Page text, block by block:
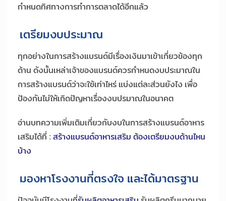
กำหนดทิศทางการทำการตลาดได้อีกแล้ว
เตรียมงบประมาณ
ทุกอย่างในการสร้างแบรนด์มีเรื่องเงินมาเข้าเกี่ยวข้องทุก
ด้าน ดังนั้นเหล่าเจ้าของแบรนด์ควรกำหนดงบประมาณใน
การสร้างแบรนด์ว่าจะใช้เท่าไหร่ แบ่งแต่ละส่วนยังไง เพื่อ
ป้องกันไม่ให้เกิดปัญหาเรื่องงบปรมาณในอนาคต
อ่านบทความเพิ่มเติมเกี่ยวกับงบในการสร้างแบรนด์อาหาร
เสริมได้ที่ : สร้างแบรนด์อาหารเสริม ต้องเตรียมงบด้านไหน
บ้าง
มองหาโรงงานที่ตรงใจ และได้มาตรฐาน